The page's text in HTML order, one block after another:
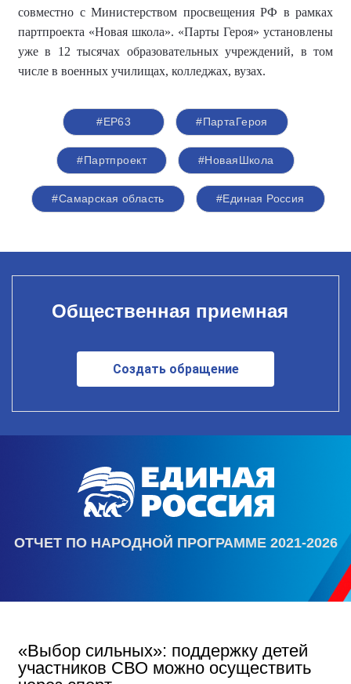
совместно с Министерством просвещения РФ в рамках
партпроекта «Новая школа». «Парты Героя» установлены
уже в 12 тысячах образовательных учреждений, в том
числе в военных училищах, колледжах, вузах.
#ЕР63 #ПартаГероя
#Партпроект #НоваяШкола
#Самарская область #Единая Россия
Общественная приемная
Создать обращение
ОТЧЕТ ПО НАРОДНОЙ ПРОГРАММЕ 2021-2026
«Выбор сильных»: поддержку детей
участников СВО можно осуществить